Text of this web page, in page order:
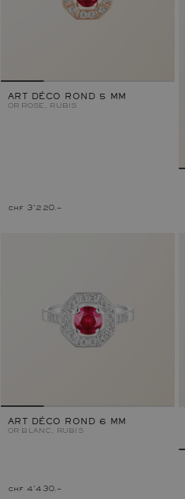
ART DÉCO ROND 5 MM
OR ROSE, RUBIS
chf 3'220.–
ART DÉCO ROND 6 MM
OR BLANC, RUBIS
chf 4'430.–